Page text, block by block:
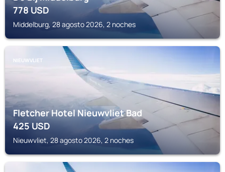
778USD
Middelburg, 28 agosto 2026, 2 noches
NIEUWVLIET
Fletcher Hotel Nieuwvliet Bad
425USD
Nieuwvliet, 28 agosto 2026, 2 noches